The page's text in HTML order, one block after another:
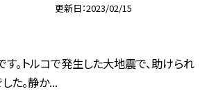
更新日 2023/02/15
。トルコで発生した大地震で、助けられ
た。静か...